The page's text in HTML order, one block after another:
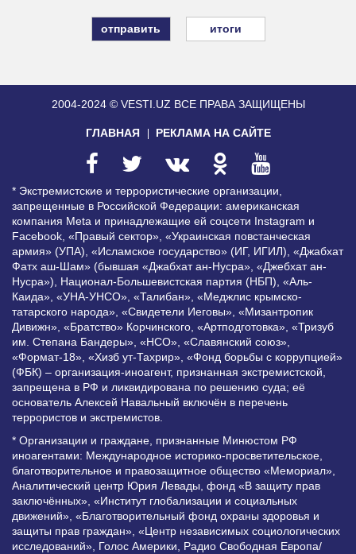
итоги
2004-2024 © VESTI.UZ ВСЕ ПРАВА ЗАЩИЩЕНЫ
ГЛАВНАЯ РЕКЛАМА НА САЙТЕ
* Экстремистские и террористические организации,
запрещенные в Российской Федерации: американская
компания Meta и принадлежащие ей соцсети Instagram и
Facebook, «Правый сектор», «Украинская повстанческая
армия» (УПА), «Исламское государство» (ИГ, ИГИЛ), «Джабхат
Фатх аш-Шам» (бывшая «Джабхат ан-Нусра», «Джебхат ан-
Нусра»), Национал-Большевистская партия (НБП), «Аль-
Каида», «УНА-УНСО», «Талибан», «Меджлис крымско-
татарского народа», «Свидетели Иеговы», «Мизантропик
Дивижн», «Братство» Корчинского, «Артподготовка», «Тризуб
им. Степана Бандеры», «НСО», «Славянский союз»,
«Формат-18», «Хизб ут-Тахрир», «Фонд борьбы с коррупцией»
(ФБК) – организация-иноагент, признанная экстремистской,
запрещена в РФ и ликвидирована по решению суда; её
основатель Алексей Навальный включён в перечень
террористов и экстремистов.
* Организации и граждане, признанные Минюстом РФ
иноагентами: Международное историко-просветительское,
благотворительное и правозащитное общество «Мемориал»,
Аналитический центр Юрия Левады, фонд «В защиту прав
заключённых», «Институт глобализации и социальных
движений», «Благотворительный фонд охраны здоровья и
защиты прав граждан», «Центр независимых социологических
исследований», Голос Америки, Радио Свободная Европа/